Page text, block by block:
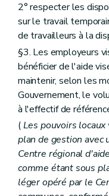
2° respecter les
sur le travail
de travailleurs à la
§3. Les employeurs
bénéficier de l'aide
maintenir, selon les
Gouvernement, le
à l'effectif de
(Les pouvoirs
plan de gestion avec
Centre régional
comme étant sous
léger opéré par le